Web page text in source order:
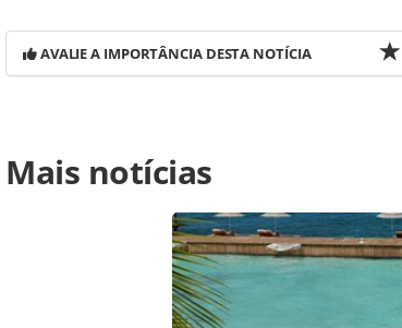
AVALIE A IMPORTÂNCIA DESTA NOTÍCIA
https://www.panrotas.com.br/aviacao/empresas/
aprovada-pela-cvm-e-fixa-preco-de-acao-
oferecidas na página. Todo o conteúdo
pela legislação brasileira sobre direito autoral.
autorização da PANROTAS Editora
Mais notícias